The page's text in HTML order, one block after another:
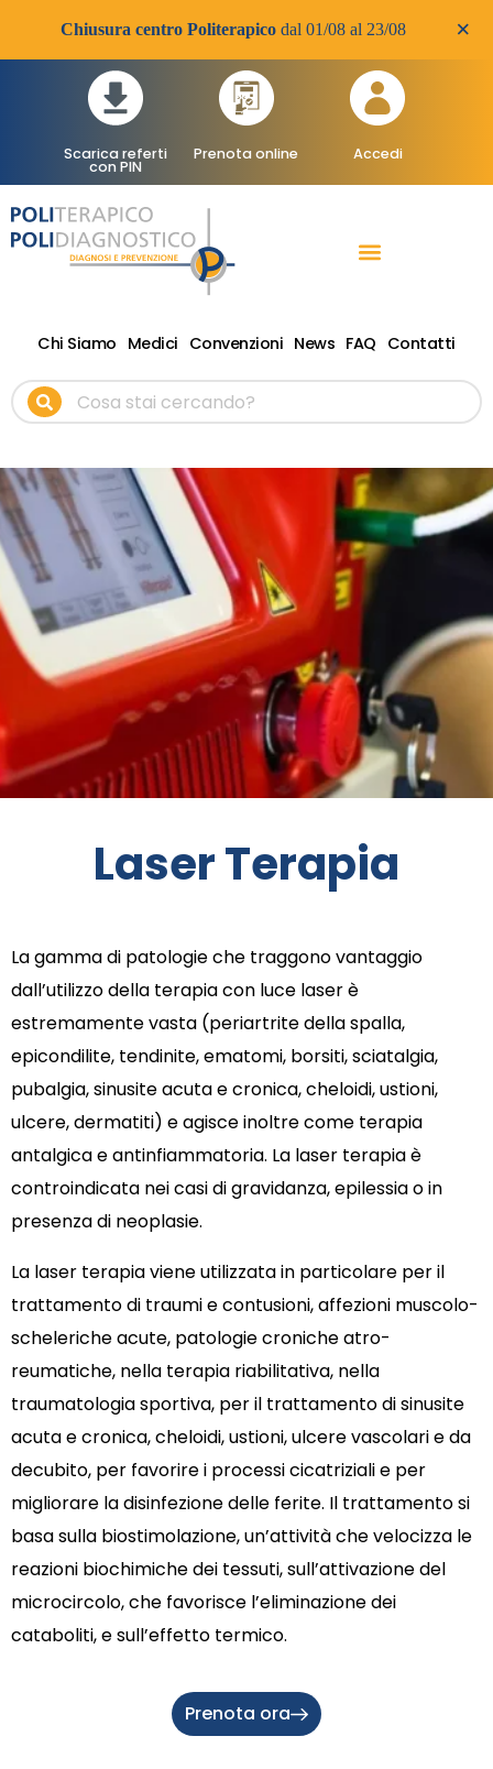
Chiusura centro Politerapicodal 01/08 al 23/08 ×
Scarica referti
con PIN
Prenota online Accedi
Chi Siamo Medici Convenzioni News FAQ Contatti
Laser Terapia
La gamma di patologie che traggono vantaggio
dall’utilizzo della terapia con luce laser è
estremamente vasta (periartrite della spalla,
epicondilite, tendinite, ematomi, borsiti, sciatalgia,
pubalgia, sinusite acuta e cronica, cheloidi, ustioni,
ulcere, dermatiti) e agisce inoltre come terapia
antalgica e antinfiammatoria. La laser terapia è
controindicata nei casi di gravidanza, epilessia o in
presenza di neoplasie.
La laser terapia viene utilizzata in particolare per il
trattamento di traumi e contusioni, affezioni muscolo-
scheleriche acute, patologie croniche atro-
reumatiche, nella terapia riabilitativa, nella
traumatologia sportiva, per il trattamento di sinusite
acuta e cronica, cheloidi, ustioni, ulcere vascolari e da
decubito, per favorire i processi cicatriziali e per
migliorare la disinfezione delle ferite. Il trattamento si
basa sulla biostimolazione, un’attività che velocizza le
reazioni biochimiche dei tessuti, sull’attivazione del
microcircolo, che favorisce l’eliminazione dei
cataboliti, e sull’effetto termico.
Prenota ora